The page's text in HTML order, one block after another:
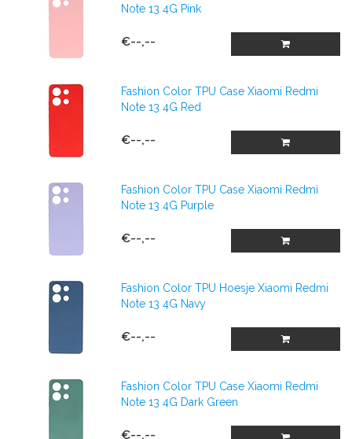
Note 13 4G Pink
€--,--
Fashion Color TPU Case Xiaomi Redmi
Note 13 4G Red
€--,--
Fashion Color TPU Case Xiaomi Redmi
Note 13 4G Purple
€--,--
Fashion Color TPU Hoesje Xiaomi Redmi
Note 13 4G Navy
€--,--
Fashion Color TPU Case Xiaomi Redmi
Note 13 4G Dark Green
€--,--